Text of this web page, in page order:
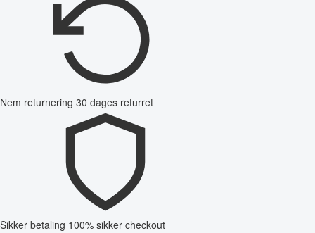
Nem returnering 30 dages returret
Sikker betaling 100% sikker checkout